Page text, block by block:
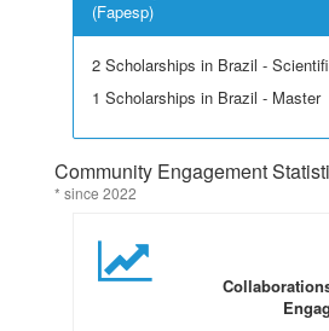
(Fapesp)
2 Scholarships in Brazil -
1 Scholarships in Brazil - Master
Community Engagement
* since 2022